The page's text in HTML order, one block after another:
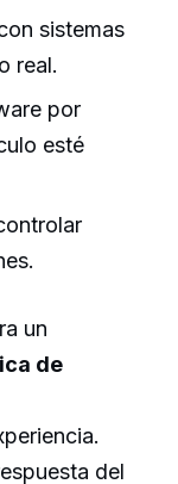
sistemas
real.
por
esté
un
de
del